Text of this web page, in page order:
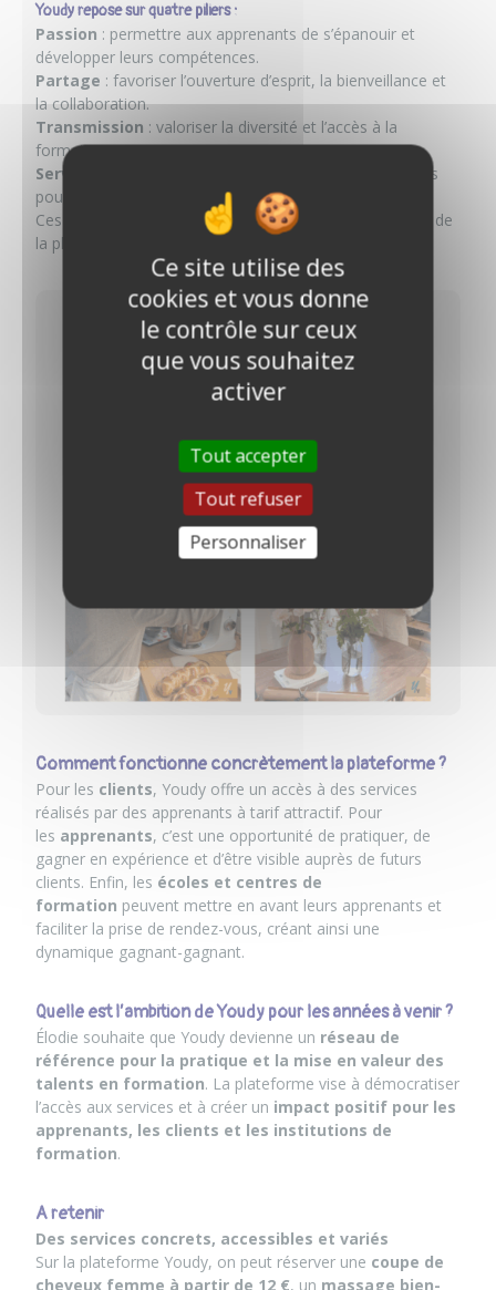
Youdy repose sur quatre piliers :
Passion : permettre aux apprenants de s’épanouir et
développer leurs compétences.
Partage : favoriser l’ouverture d’esprit, la bienveillance et
la collaboration.
Transmission : valoriser la diversité et l’accès à la
formation pour tous.
Service
: faciliter l’accès aux prestations des apprenants
pour tous les clients.
Ces valeurs transparaissent dans chaque fonctionnalité de
la plateforme.
Comment fonctionne concrètement la plateforme ?
Pour les clients, Youdy offre un accès à des services
réalisés par des apprenants à tarif attractif. Pour
les apprenants, c’est une opportunité de pratiquer, de
gagner en expérience et d’être visible auprès de futurs
clients. Enfin, les écoles et centres de
formation peuvent mettre en avant leurs apprenants et
faciliter la prise de rendez-vous, créant ainsi une
dynamique gagnant-gagnant.
Quelle est l’ambition de Youdy pour les années à venir ?
Élodie souhaite que Youdy devienne un réseau de
référence pour la pratique et la mise en valeur des
talents en formation. La plateforme vise à démocratiser
l’accès aux services et à créer un impact positif pour les
apprenants, les clients et les institutions de
formation.
A retenir
Des services concrets, accessibles et variés
Sur la plateforme Youdy, on peut réserver une coupe de
cheveux femme à partir de 12 €, un massage bien-
Ce site utilise des
cookies et vous donne
le contrôle sur ceux
que vous souhaitez
activer
Tout accepter
Tout refuser
Personnaliser